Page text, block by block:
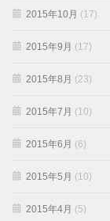
2015年10月 (17)
2015年9月 (17)
2015年8月 (23)
2015年7月 (10)
2015年6月 (6)
2015年5月 (10)
2015年4月 (5)